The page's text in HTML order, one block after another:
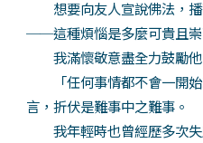
想要向友人宣說佛法，播
──這種煩惱是多麼可貴且崇
我滿懷敬意盡全力鼓勵他
「任何事情都不會一開始
言，折伏是難事中之難事。
我年輕時也曾經歷多次失